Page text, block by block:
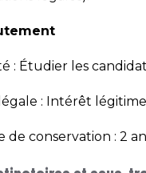
: Étudier les
: Intérêt
de conservation : 2